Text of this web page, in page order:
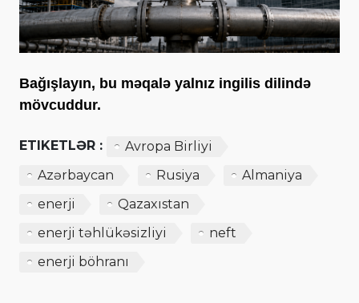
Bağışlayın, bu məqalə yalnız ingilis dilində
mövcuddur.
ETIKETLƏR :
Avropa Birliyi
Azərbaycan
Rusiya
Almaniya
enerji
Qazaxıstan
enerji təhlükəsizliyi
neft
enerji böhranı